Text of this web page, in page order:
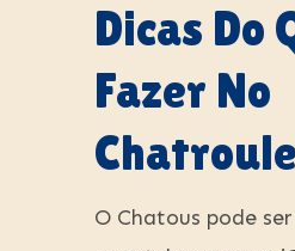
Dicas Do
Fazer No
O Chatous pode